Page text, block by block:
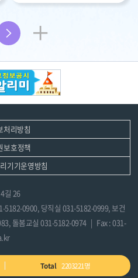
더
보
기
처리방침
보호정책
기기운영방침
길 26
5182-0900, 당직실 031-5182-0999, 보건
돌봄교실 031-5182-0974 | Fax : 031-
Total 2203221명